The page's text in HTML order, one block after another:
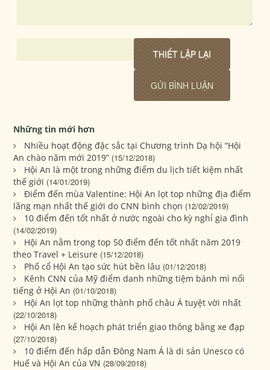
Những tin mới hơn
Nhiều hoạt động đặc sắc tại Chương trình Dạ hội “Hội
An chào năm mới 2019” (15/12/2018)
Hội An là một trong những điểm du lịch tiết kiệm nhất
thế giới (14/01/2019)
Điểm đến mùa Valentine: Hội An lọt top những địa điểm
lãng mạn nhất thế giới do CNN bình chọn (12/02/2019)
10 điểm đến tốt nhất ở nước ngoài cho kỳ nghỉ gia đình
(14/02/2019)
Hội An nằm trong top 50 điểm đến tốt nhất năm 2019
theo Travel + Leisure (15/12/2018)
Phố cổ Hội An tạo sức hút bền lâu (01/12/2018)
Kênh CNN của Mỹ điểm danh những tiệm bánh mì nổi
tiếng ở Hội An (01/10/2018)
Hội An lọt top những thành phố châu Á tuyệt vời nhất
(22/10/2018)
Hội An lên kế hoạch phát triển giao thông bằng xe đạp
(27/10/2018)
10 điểm đến hấp dẫn Đông Nam Á là di sản Unesco có
Huế và Hội An của VN (28/09/2018)